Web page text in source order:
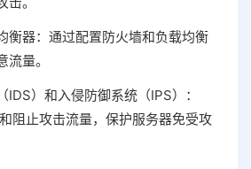
衡器：通过配置防火墙和负载均衡
量。
IDS）和入侵防御系统（IPS）：
阻止攻击流量，保护服务器免受攻